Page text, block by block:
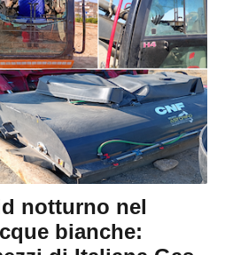
notturno nel
bianche: